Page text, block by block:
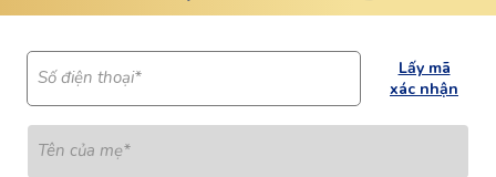
Số điện thoại*
Lấy mã
xác nhận
Tên của mẹ*